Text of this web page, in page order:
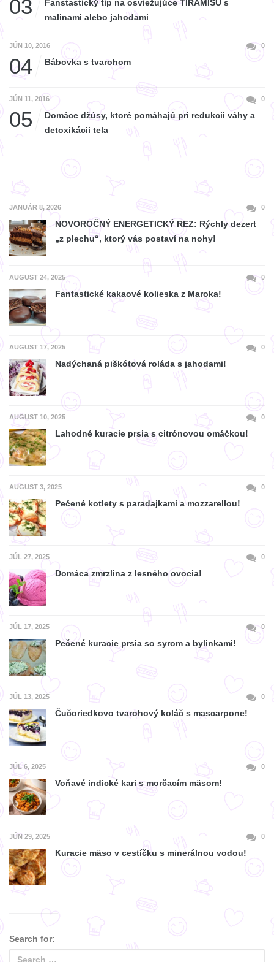
03
Fanstastický tip na osviežujúce TIRAMISU s
malinami alebo jahodami
JÚN 10, 2016 0
04 Bábovka s tvarohom
JÚN 11, 2016 0
05
Domáce džúsy, ktoré pomáhajú pri redukcii váhy a
detoxikácii tela
JANUÁR 8, 2026 0
NOVOROČNÝ ENERGETICKÝ REZ: Rýchly dezert
„z plechu“, ktorý vás postaví na nohy!
AUGUST 24, 2025 0
Fantastické kakaové kolieska z Maroka!
AUGUST 17, 2025 0
Nadýchaná piškótová roláda s jahodami!
AUGUST 10, 2025 0
Lahodné kuracie prsia s citrónovou omáčkou!
AUGUST 3, 2025 0
Pečené kotlety s paradajkami a mozzarellou!
JÚL 27, 2025 0
Domáca zmrzlina z lesného ovocia!
JÚL 17, 2025 0
Pečené kuracie prsia so syrom a bylinkami!
JÚL 13, 2025 0
Čučoriedkovo tvarohový koláč s mascarpone!
JÚL 6, 2025 0
Voňavé indické kari s morčacím mäsom!
JÚN 29, 2025 0
Kuracie mäso v cestíčku s minerálnou vodou!
Search for: